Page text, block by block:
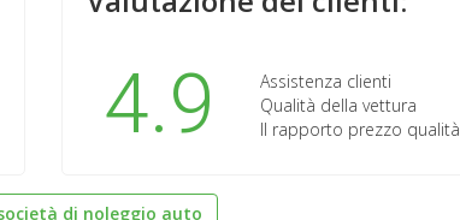
4.9
Assistenza clienti
Qualità della vettura
Il rapporto prezzo qualità
di noleggio auto